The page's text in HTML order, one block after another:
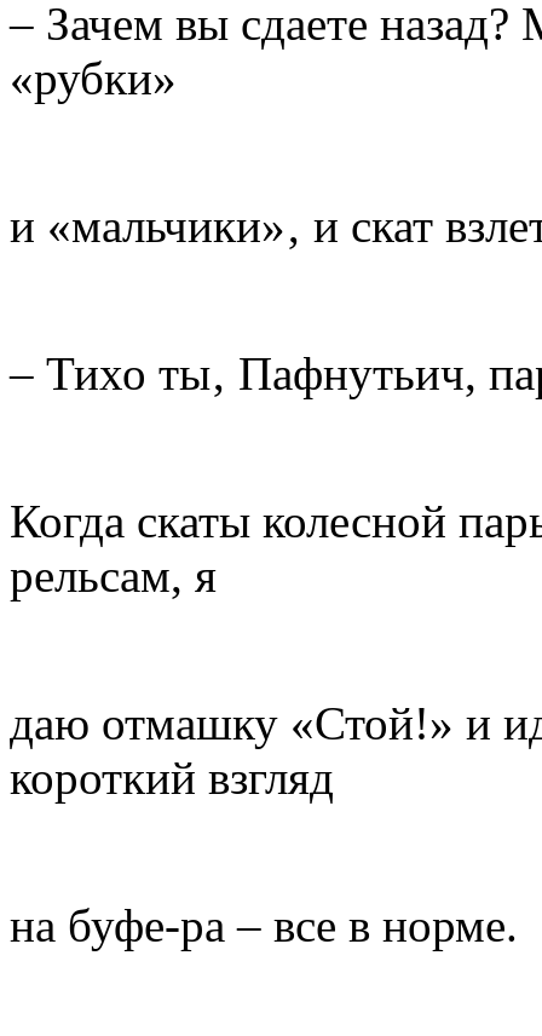
– Зачем вы сдаете
«рубки»
и «мальчики»‚ и скат
– Тихо ты‚ Пафнутьич,
Когда скаты колесной
рельсам, я
даю отмашку «Стой!» и
короткий взгляд
на буфе-ра – все в норме.